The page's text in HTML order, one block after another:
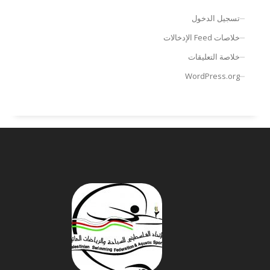
تسجيل الدخول
خلاصات Feed الإدخالات
خلاصة التعليقات
WordPress.org